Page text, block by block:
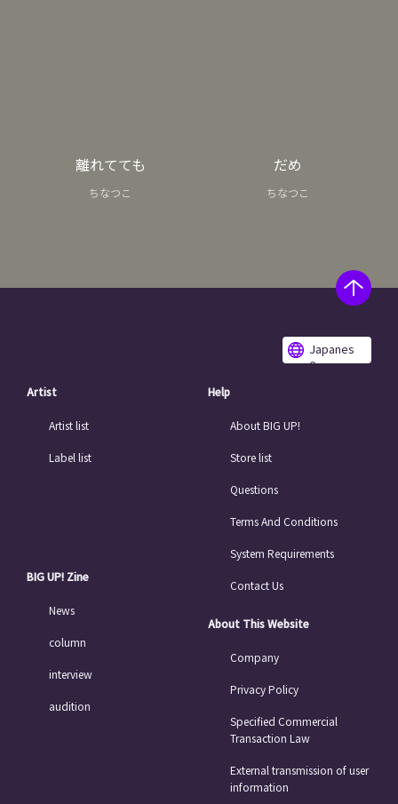
離れてても
ちなつこ
だめ
ちなつこ
Japanes
e
Artist
Artist list
Label list
BIG UP! Zine
News
column
interview
audition
Help
About BIG UP!
Store list
Questions
Terms And Conditions
System Requirements
Contact Us
About This Website
Company
Privacy Policy
Specified Commercial
Transaction Law
External transmission of user
information